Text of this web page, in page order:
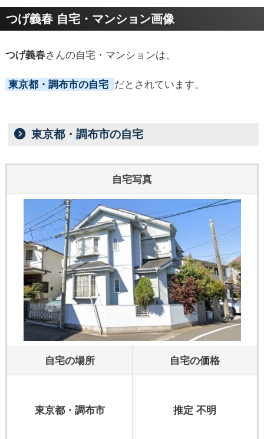
プロフィールトピック
つげ義春 自宅・マンション画像
つげ義春さんの自宅・マンションは、
東京都・調布市の自宅 だとされています。
東京都・調布市の自宅
自宅写真
自宅の場所 自宅の価格
東京都・調布市 推定 不明